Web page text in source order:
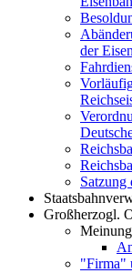
der
Satzung
Großherzogl.
"Firma"